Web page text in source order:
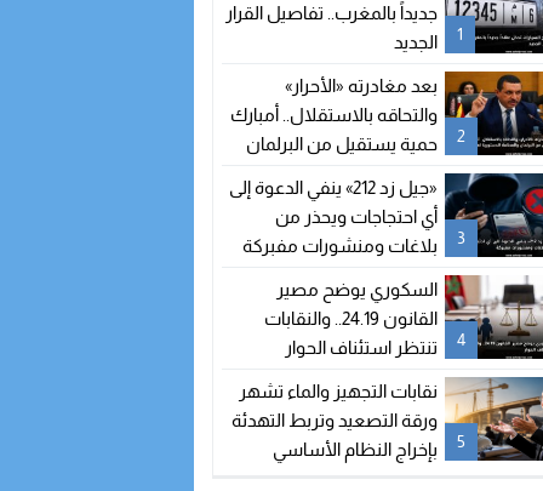
1
جديداً بالمغرب.. تفاصيل القرار
الجديد
2
بعد مغادرته «الأحرار»
والتحاقه بالاستقلال.. أمبارك
حمية يستقيل من البرلمان
شغور مقعده
3
«جيل زد 212» ينفي الدعوة إلى
أي احتجاجات ويحذر من
بلاغات ومنشورات مفبركة
4
السكوري يوضح مصير
القانون 24.19.. والنقابات
تنتظر استئناف الحوار
5
نقابات التجهيز والماء تشهر
ورقة التصعيد وتربط التهدئة
بإخراج النظام الأساسي